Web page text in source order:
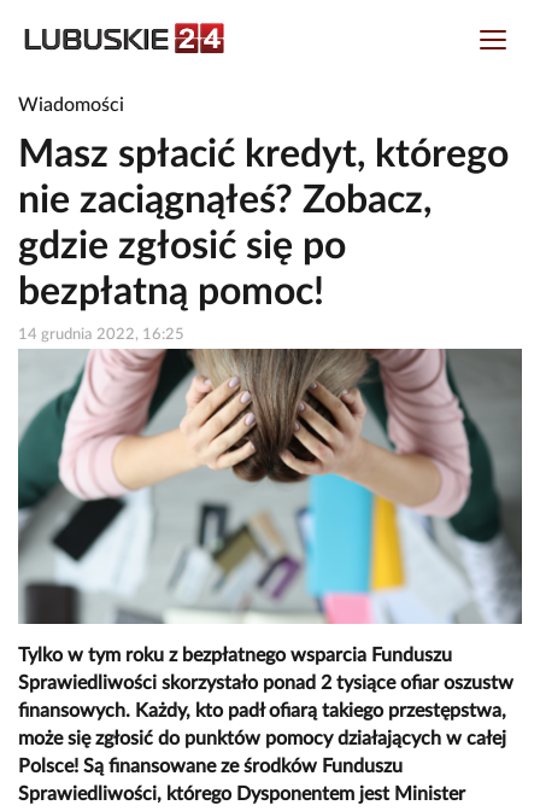
Wiadomości
Masz spłacić kredyt, którego
nie zaciągnąłeś? Zobacz,
gdzie zgłosić się po
bezpłatną pomoc!
14 grudnia 2022, 16:25
Tylko w tym roku z bezpłatnego wsparcia Funduszu
Sprawiedliwości skorzystało ponad 2 tysiące ofiar oszustw
finansowych. Każdy, kto padł ofiarą takiego przestępstwa,
może się zgłosić do punktów pomocy działających w całej
Polsce! Są finansowane ze środków Funduszu
Sprawiedliwości, którego Dysponentem jest Minister